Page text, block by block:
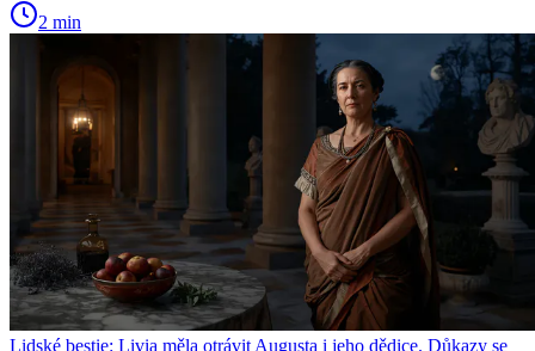
2 min
Lidské bestie: Livia měla otrávit Augusta i jeho dědice. Důkazy se